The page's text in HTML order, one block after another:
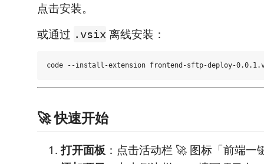
点击安装。
或通过 .vsix 离线安装：
🚀 快速开始
打开面板：点击活动栏 🚀 图标「前端一